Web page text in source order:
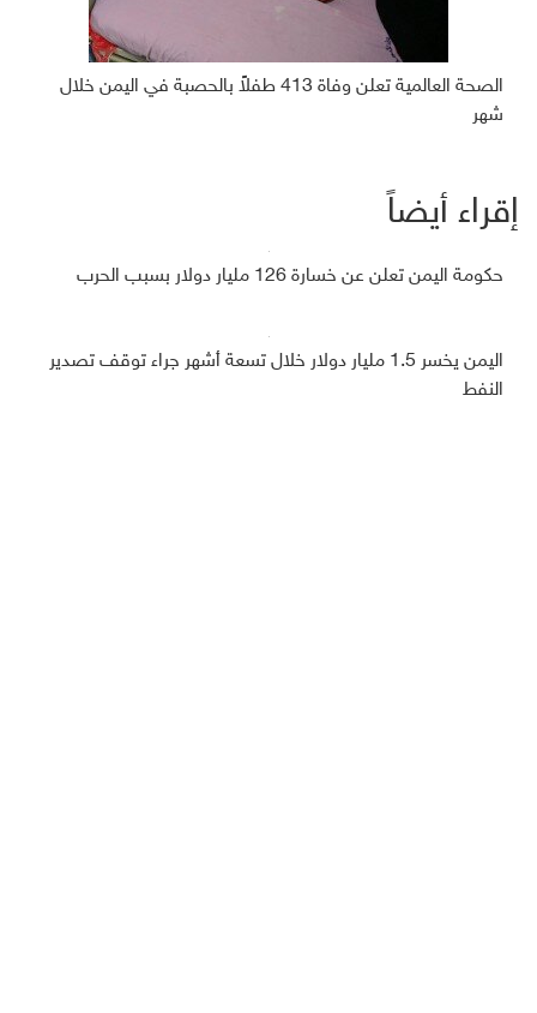
الصحة العالمية تعلن وفاة 413 طفلاً بالحصبة في اليمن خلال
شهر
إقراء أيضاً
حكومة اليمن تعلن عن خسارة 126 مليار دولار بسبب الحرب
اليمن يخسر 1.5 مليار دولار خلال تسعة أشهر جراء توقف تصدير
النفط